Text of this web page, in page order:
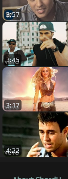
3:57
3:45
3:17
4:22